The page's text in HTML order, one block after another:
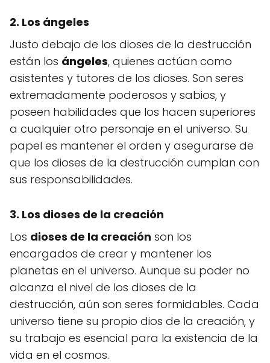
2. Los ángeles
Justo debajo de los dioses de la destrucción
están los ángeles, quienes actúan como
asistentes y tutores de los dioses. Son seres
extremadamente poderosos y sabios, y
poseen habilidades que los hacen superiores
a cualquier otro personaje en el universo. Su
papel es mantener el orden y asegurarse de
que los dioses de la destrucción cumplan con
sus responsabilidades.
3. Los dioses de la creación
Los dioses de la creación son los
encargados de crear y mantener los
planetas en el universo. Aunque su poder no
alcanza el nivel de los dioses de la
destrucción, aún son seres formidables. Cada
universo tiene su propio dios de la creación, y
su trabajo es esencial para la existencia de la
vida en el cosmos.